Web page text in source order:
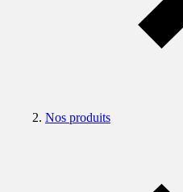
Nos produits